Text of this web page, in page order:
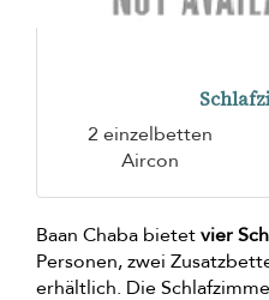
2 einzelbetten
Aircon
Baan Chaba bietetvier
Personen, zwei
erhältlich. Die